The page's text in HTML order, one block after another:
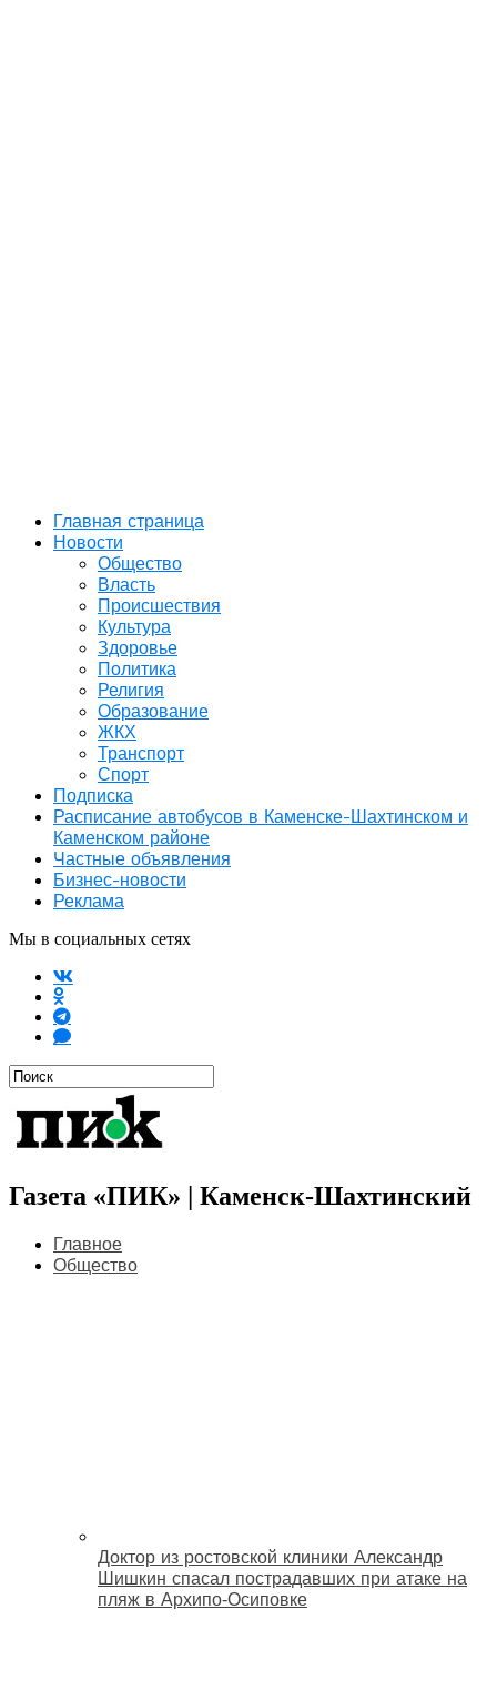
Главная страница
Новости
Общество
Власть
Происшествия
Культура
Здоровье
Политика
Религия
Образование
ЖКХ
Транспорт
Спорт
Подписка
Расписание автобусов в Каменске-Шахтинском и
Каменском районе
Частные объявления
Бизнес-новости
Реклама
Мы в социальных сетях
Газета «ПИК» | Каменск-Шахтинский
Главное
Общество
Доктор из ростовской клиники Александр
Шишкин спасал пострадавших при атаке на
пляж в Архипо‑Осиповке